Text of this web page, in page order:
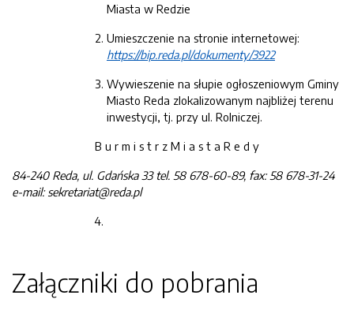
Miasta w Redzie
Umieszczenie na stronie internetowej:
https://bip.reda.pl/dokumenty/3922
Wywieszenie na słupie ogłoszeniowym Gminy
Miasto Reda zlokalizowanym najbliżej terenu
inwestycji, tj. przy ul. Rolniczej.
B u r m i s t r z M i a s t a R e d y
84-240 Reda, ul. Gdańska 33 tel. 58 678-60-89, fax: 58 678-31-24
e-mail: sekretariat@reda.pl
Załączniki do pobrania